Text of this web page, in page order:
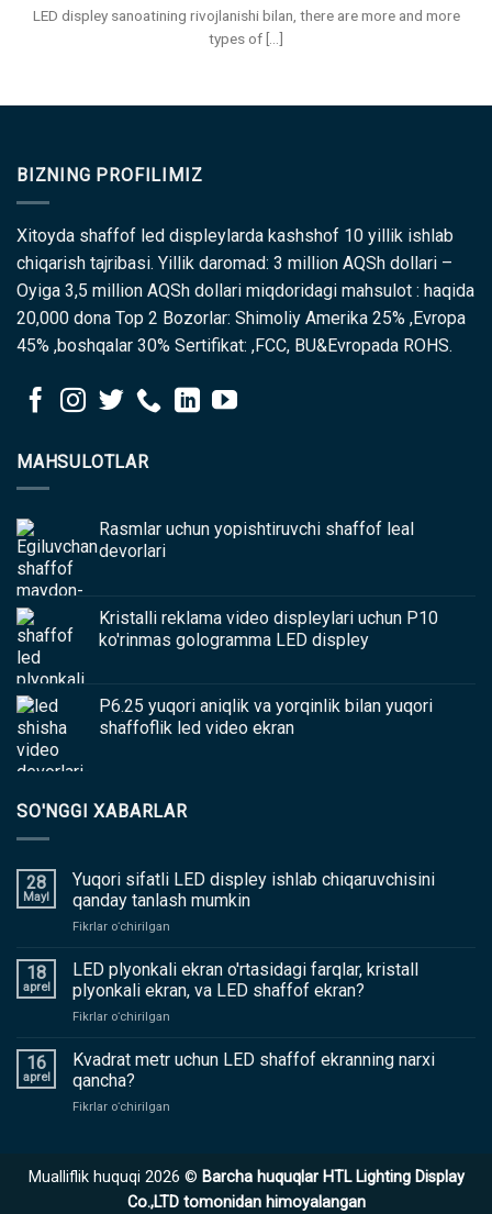
LED displey sanoatining rivojlanishi bilan, there are more and more
types of [...]
BIZNING PROFILIMIZ
Xitoyda shaffof led displeylarda kashshof 10 yillik ishlab
chiqarish tajribasi. Yillik daromad: 3 million AQSh dollari –
Oyiga 3,5 million AQSh dollari miqdoridagi mahsulot : haqida
20,000 dona Top 2 Bozorlar: Shimoliy Amerika 25% ,Evropa
45% ,boshqalar 30% Sertifikat: ,FCC, BU&Evropada ROHS.
MAHSULOTLAR
Rasmlar uchun yopishtiruvchi shaffof leal
devorlari
Kristalli reklama video displeylari uchun P10
ko'rinmas gologramma LED displey
P6.25 yuqori aniqlik va yorqinlik bilan yuqori
shaffoflik led video ekran
SO'NGGI XABARLAR
28
Mayl
Yuqori sifatli LED displey ishlab chiqaruvchisini
qanday tanlash mumkin
Fikrlar oʻchirilgan
sifatli
displey
qanday
18
aprel
LED plyonkali ekran o'rtasidagi farqlar, kristall
plyonkali ekran, va LED shaffof ekran?
Fikrlar oʻchirilgan
plyonkali
va
LED
16
aprel
Kvadrat metr uchun LED shaffof ekranning narxi
qancha?
Fikrlar oʻchirilgan
LED
shaffof
Mualliflik huquqi 2026 © Barcha huquqlar HTL Lighting Display
Co.,LTD tomonidan himoyalangan